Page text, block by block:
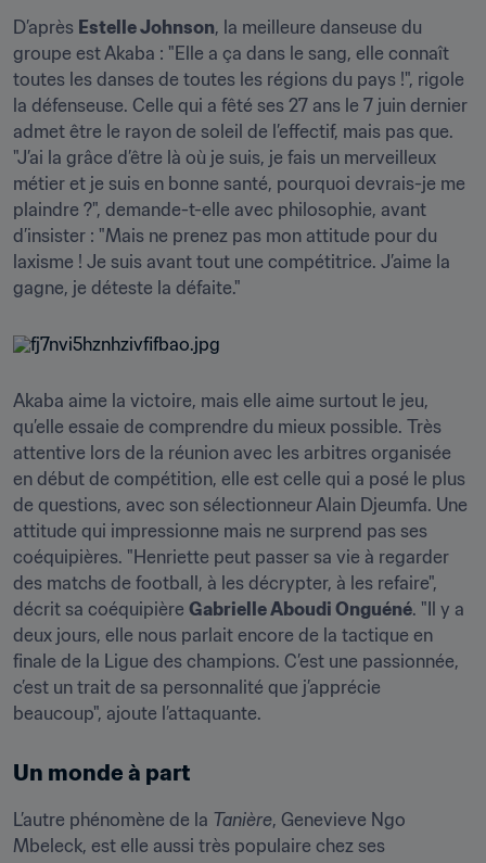
D’après Estelle Johnson, la meilleure danseuse du
groupe est Akaba : "Elle a ça dans le sang, elle connaît
toutes les danses de toutes les régions du pays !", rigole
la défenseuse. Celle qui a fêté ses 27 ans le 7 juin dernier
admet être le rayon de soleil de l’effectif, mais pas que.
"J’ai la grâce d’être là où je suis, je fais un merveilleux
métier et je suis en bonne santé, pourquoi devrais-je me
plaindre ?", demande-t-elle avec philosophie, avant
d’insister : "Mais ne prenez pas mon attitude pour du
laxisme ! Je suis avant tout une compétitrice. J’aime la
gagne, je déteste la défaite."
Akaba aime la victoire, mais elle aime surtout le jeu,
qu’elle essaie de comprendre du mieux possible. Très
attentive lors de la réunion avec les arbitres organisée
en début de compétition, elle est celle qui a posé le plus
de questions, avec son sélectionneur Alain Djeumfa. Une
attitude qui impressionne mais ne surprend pas ses
coéquipières. "Henriette peut passer sa vie à regarder
des matchs de football, à les décrypter, à les refaire",
décrit sa coéquipière Gabrielle Aboudi Onguéné. "Il y a
deux jours, elle nous parlait encore de la tactique en
finale de la Ligue des champions. C’est une passionnée,
c’est un trait de sa personnalité que j’apprécie
beaucoup", ajoute l’attaquante.
Un monde à part
L’autre phénomène de la Tanière, Genevieve Ngo
Mbeleck, est elle aussi très populaire chez ses